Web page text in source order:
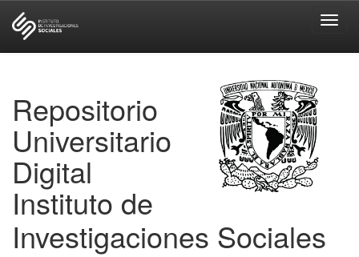
Repositorio
Universitario
Digital
Instituto de
Investigaciones Sociales